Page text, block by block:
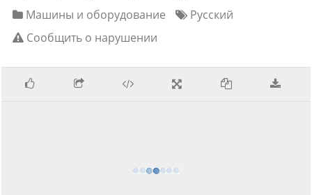
Машины и оборудование
Русский
Сообщить о нарушении